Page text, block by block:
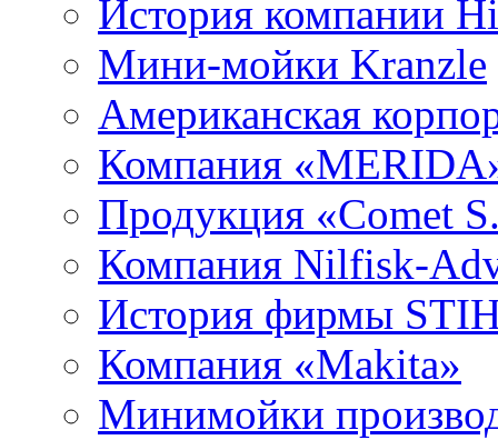
История компании
Мини-мойки Kranzle
Американская
Компания
Продукция «Comet
Компания Nilfisk-
История фирмы
Компания «Makita»
Минимойки